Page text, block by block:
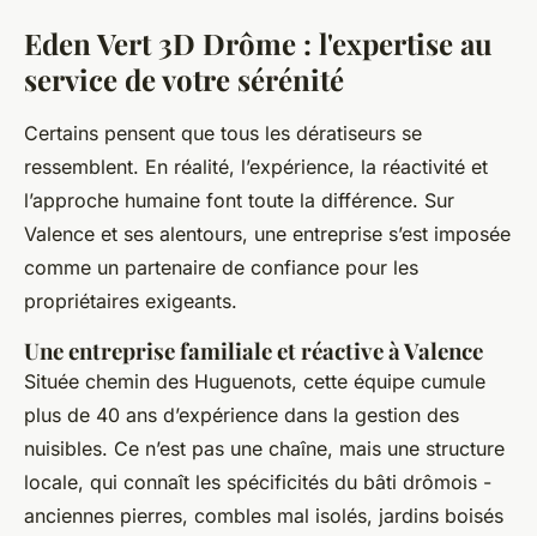
Eden Vert 3D Drôme : l'expertise au
service de votre sérénité
Certains pensent que tous les dératiseurs se
ressemblent. En réalité, l’expérience, la réactivité et
l’approche humaine font toute la différence. Sur
Valence et ses alentours, une entreprise s’est imposée
comme un partenaire de confiance pour les
propriétaires exigeants.
Une entreprise familiale et réactive à Valence
Située chemin des Huguenots, cette équipe cumule
plus de 40 ans d’expérience dans la gestion des
nuisibles. Ce n’est pas une chaîne, mais une structure
locale, qui connaît les spécificités du bâti drômois -
anciennes pierres, combles mal isolés, jardins boisés